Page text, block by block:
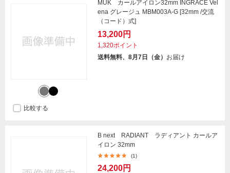
MUK カールアイロン32mm INGRACE Vel
ena グレージュ MBM003A-G [32mm /交流
（コード）式]
13,200円
1,320ポイント
送料無料、8月7日（金） お届け
比較する
B next RADIANT ラディアント カールア
イロン 32mm
(1)
24,200円